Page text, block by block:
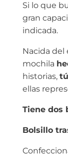
Si lo que
gran
indicada.
Nacida del
mochila
historias,
ellas
Tiene dos
Bolsillo